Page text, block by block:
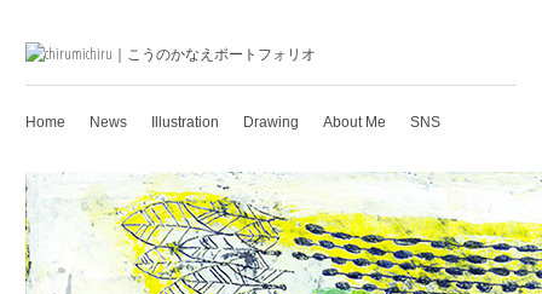
Home News Illustration Drawing About Me SNS
Shop